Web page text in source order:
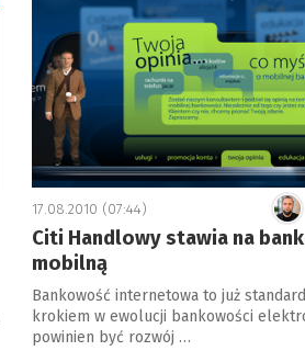
17.08.2010 (07:44)
Citi Handlowy stawia na
mobilną
Bankowość internetowa to już
krokiem w ewolucji bankowości
powinien być rozwój …